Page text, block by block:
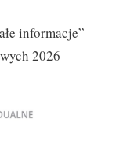
informacje”
2026